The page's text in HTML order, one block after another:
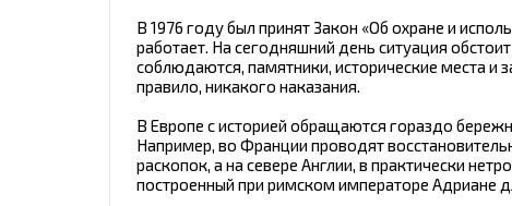
В 1976 году был принят Закон «Об охране и
работает. На сегодняшний день ситуация
соблюдаются, памятники, исторические места
правило, никакого наказания.
В Европе с историей обращаются гораздо
Например, во Франции проводят
раскопок, а на севере Англии, в практически
построенный при римском императоре Адриане